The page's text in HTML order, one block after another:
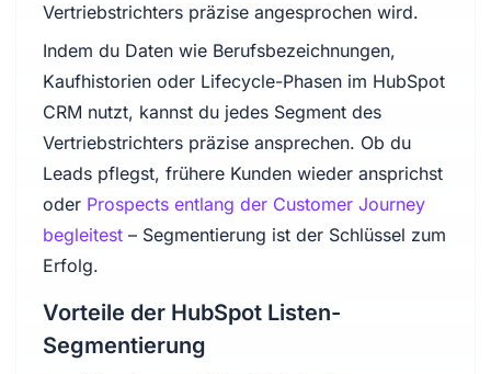
Vertriebstrichters präzise angesprochen wird.
Indem du Daten wie Berufsbezeichnungen,
Kaufhistorien oder Lifecycle-Phasen im HubSpot
CRM nutzt, kannst du jedes Segment des
Vertriebstrichters präzise ansprechen. Ob du
Leads pflegst, frühere Kunden wieder ansprichst
oder Prospects entlang der Customer Journey
begleitest– Segmentierung ist der Schlüssel zum
Erfolg.
Vorteile der HubSpot Listen-
Segmentierung